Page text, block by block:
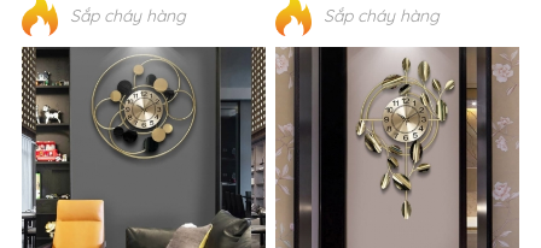
Sắp cháy hàng Sắp cháy hàng